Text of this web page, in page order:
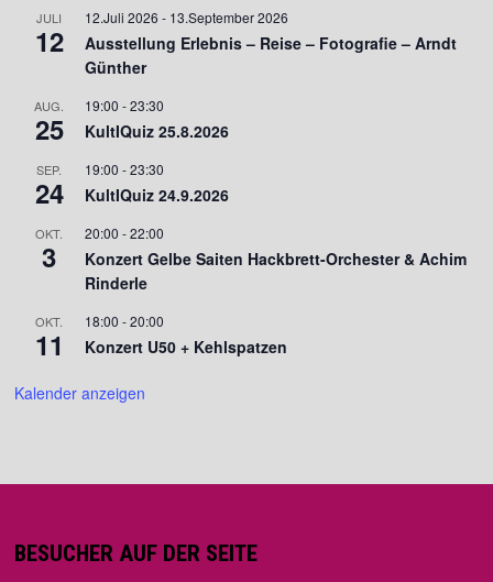
JULI
12
12.Juli 2026 - 13.September 2026
Ausstellung Erlebnis – Reise – Fotografie – Arndt
Günther
AUG.
25
19:00 -23:30
KultIQuiz 25.8.2026
SEP.
24
19:00 -23:30
KultIQuiz 24.9.2026
OKT.
3
20:00 -22:00
Konzert Gelbe Saiten Hackbrett-Orchester & Achim
Rinderle
OKT.
11
18:00 -20:00
Konzert U50 + Kehlspatzen
Kalender anzeigen
BESUCHER AUF DER SEITE